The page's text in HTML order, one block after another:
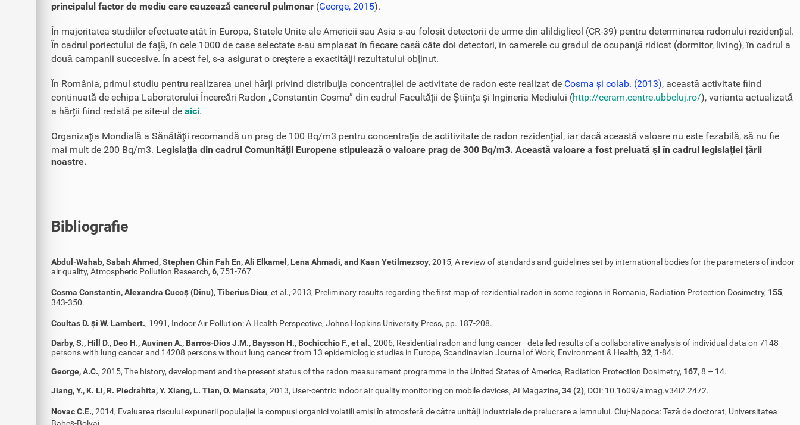
principalul factor de mediu care cauzează cancerul pulmonar (George, 2015).
În majoritatea studiilor efectuate atât în Europa, Statele Unite ale Americii sau Asia s-au folosit detectorii de urme din alildiglicol (CR-39) pentru determinarea radonului rezidențial.
În cadrul poriectului de faţă, în cele 1000 de case selectate s-au amplasat în fiecare casă câte doi detectori, în camerele cu gradul de ocupanţă ridicat (dormitor, living), în cadrul a
două campanii succesive. În acest fel, s-a asigurat o creştere a exactităţii rezultatului obţinut.
În România, primul studiu pentru realizarea unei hărți privind distribuţia concentrației de activitate de radon este realizat de Cosma și colab. (2013), această activitate fiind
continuată de echipa Laboratorului Încercări Radon „Constantin Cosma” din cadrul Facultăţii de Ştiinţa şi Ingineria Mediului (http://ceram.centre.ubbcluj.ro/), varianta actualizată
a hărţii fiind redată pe site-ul de aici.
Organizaţia Mondială a Sănătăţii recomandă un prag de 100 Bq/m3 pentru concentraţia de actitivitate de radon rezidenţial, iar dacă această valoare nu este fezabilă, să nu fie
mai mult de 200 Bq/m3. Legislaţia din cadrul Comunităţii Europene stipulează o valoare prag de 300 Bq/m3. Această valoare a fost preluată şi în cadrul legislaţiei ţării
noastre.
Bibliografie
Abdul-Wahab, Sabah Ahmed, Stephen Chin Fah En, Ali Elkamel, Lena Ahmadi, and Kaan Yetilmezsoy, 2015, A review of standards and guidelines set by international bodies for the parameters of indoor
air quality, Atmospheric Pollution Research, 6, 751-767.
Cosma Constantin, Alexandra Cucoș (Dinu), Tiberius Dicu, et al., 2013, Preliminary results regarding the first map of rezidential radon in some regions in Romania, Radiation Protection Dosimetry, 155,
343-350.
Coultas D. și W. Lambert., 1991, Indoor Air Pollution: A Health Perspective, Johns Hopkins University Press, pp. 187-208.
Darby, S., Hill D., Deo H., Auvinen A., Barros-Dios J.M., Baysson H., Bochicchio F., et al., 2006, Residential radon and lung cancer - detailed results of a collaborative analysis of individual data on 7148
persons with lung cancer and 14208 persons without lung cancer from 13 epidemiologic studies in Europe, Scandinavian Journal of Work, Environment & Health, 32, 1-84.
George, A.C., 2015, The history, development and the present status of the radon measurement programme in the United States of America, Radiation Protection Dosimetry, 167, 8 – 14.
Jiang, Y., K. Li, R. Piedrahita, Y. Xiang, L. Tian, O. Mansata, 2013, User-centric indoor air quality monitoring on mobile devices, AI Magazine, 34 (2), DOI: 10.1609/aimag.v34i2.2472.
Novac C.E., 2014, Evaluarea riscului expunerii populației la compuși organici volatili emiși în atmosferă de către unități industriale de prelucrare a lemnului. Cluj-Napoca: Teză de doctorat, Universitatea